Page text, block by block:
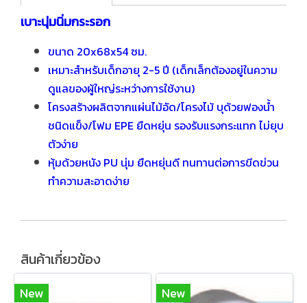
เบาะนุ่มนิ่มกระรอก
ขนาด 20x68x54 ซม.
เหมาะสำหรับเด็กอายุ 2-5 ปี (เด็กเล็กต้องอยู่ในความ
ดูแลของผู้ใหญ่ระหว่างการใช้งาน)
โครงสร้างผลิตจากแผ่นไม้อัด/โครงไม้ บุด้วยฟองน้ำ
ชนิดแข็ง/โฟม EPE ยืดหยุ่น รองรับแรงกระแทก ไม่ยุบ
ตัวง่าย
หุ้มด้วยหนัง PU นุ่ม ยืดหยุ่นดี ทนทานต่อการขีดข่วน
ทำความสะอาดง่าย
สินค้าเกี่ยวข้อง
New New